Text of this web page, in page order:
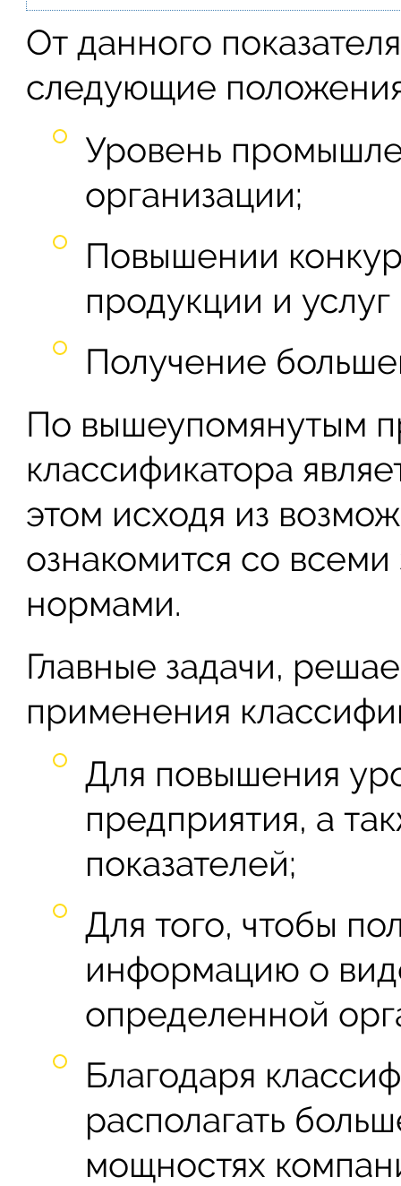
От данного
следующие
Уровень
организации;
Повышении
продукции и
Получение
По вышеупомянутым
классификатора
этом исходя из
ознакомится со
нормами.
Главные задачи,
применения
Для повышения
предприятия, а
показателей;
Для того, чтобы
информацию о
определенной
Благодаря
располагать
мощностях